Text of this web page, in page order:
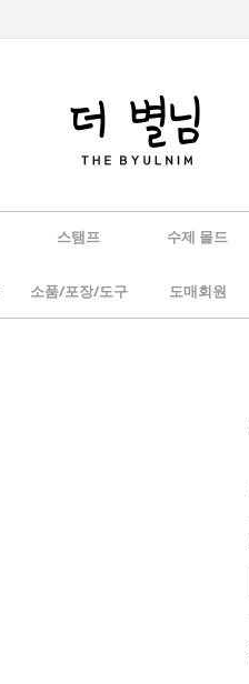
스탬프 수제 몰드
소품/포장/도구 도매회원